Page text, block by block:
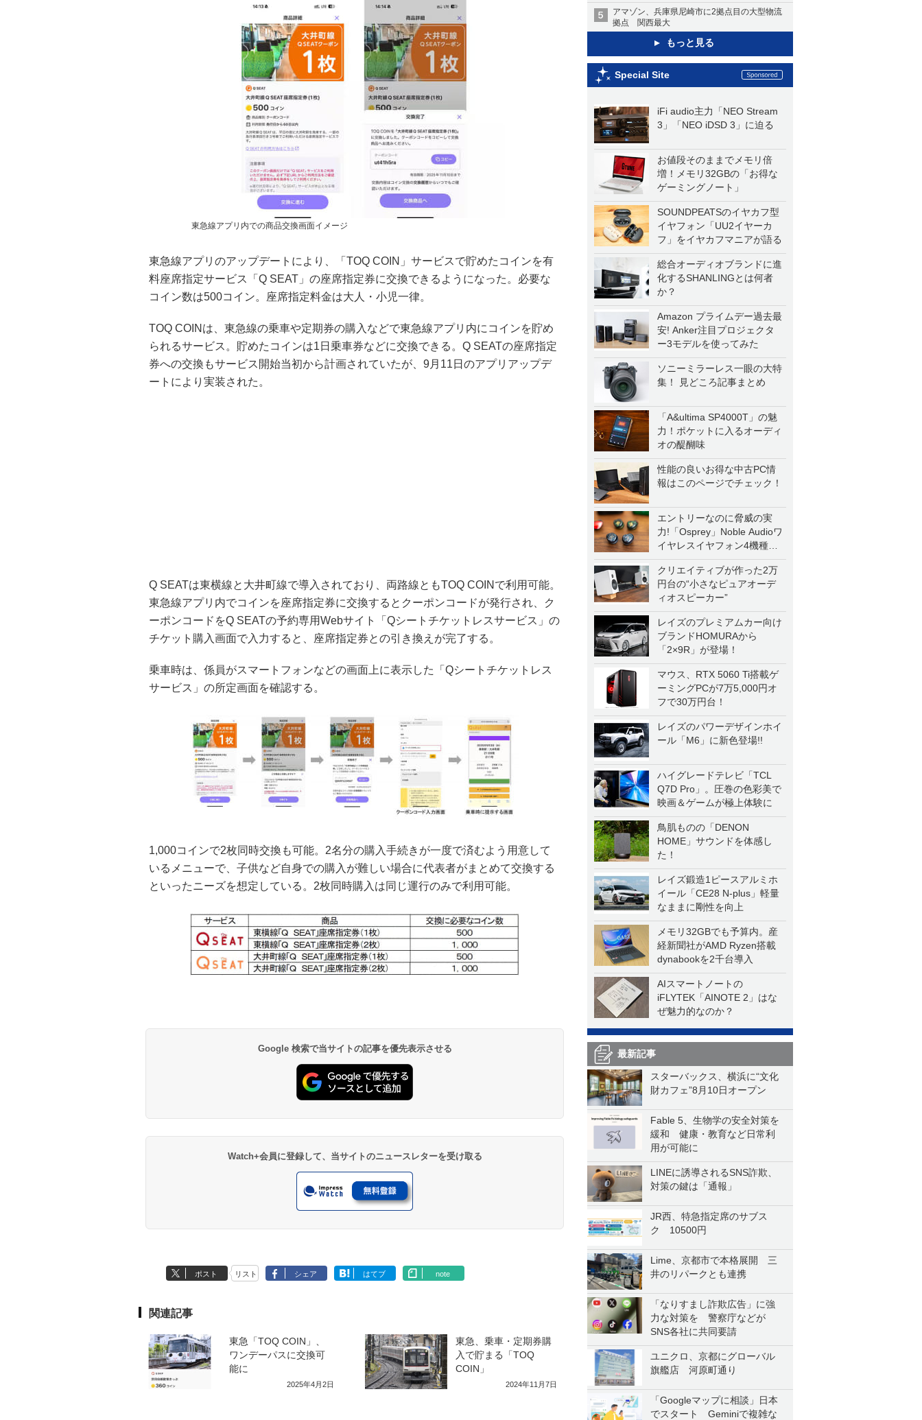
アマゾン、兵庫県尼崎市に2拠点目の大型物流
拠点 関西最大
もっと見る
Special Site
iFi audio主力「NEO Stream
3」「NEO iDSD 3」に迫る
お値段そのままでメモリ倍
増！メモリ32GBの「お得な
ゲーミングノート」
SOUNDPEATSのイヤカフ型
イヤフォン「UU2イヤーカ
フ」をイヤカフマニアが語る
総合オーディオブランドに進
化するSHANLINGとは何者
か？
Amazon プライムデー過去最
安! Anker注目プロジェクタ
ー3モデルを使ってみた
ソニーミラーレス一眼の大特
集！ 見どころ記事まとめ
「A&ultima SP4000T」の魅
力！ポケットに入るオーディ
オの醍醐味
性能の良いお得な中古PC情
報はこのページでチェック！
エントリーなのに脅威の実
力!「Osprey」Noble Audioワ
イヤレスイヤフォン4機種を
一気に聴く
クリエイティブが作った2万
円台の“小さなピュアオーデ
ィオスピーカー”
レイズのプレミアムカー向け
ブランドHOMURAから
「2×9R」が登場！
マウス、RTX 5060 Ti搭載ゲ
ーミングPCが7万5,000円オ
フで30万円台！
レイズのパワーデザインホイ
ール「M6」に新色登場!!
ハイグレードテレビ「TCL
Q7D Pro」。圧巻の色彩美で
映画＆ゲームが極上体験に
鳥肌ものの「DENON
HOME」サウンドを体感し
た！
レイズ鍛造1ピースアルミホ
イール「CE28 N-plus」軽量
なままに剛性を向上
メモリ32GBでも予算内。産
経新聞社がAMD Ryzen搭載
dynabookを2千台導入
AIスマートノートの
iFLYTEK「AINOTE 2」はな
ぜ魅力的なのか？
最新記事
スターバックス、横浜に“文化
財カフェ”8月10日オープン
Fable 5、生物学の安全対策を
緩和 健康・教育など日常利
用が可能に
LINEに誘導されるSNS詐欺、
対策の鍵は「通報」
JR西、特急指定席のサブス
ク 10500円
Lime、京都市で本格展開 三
井のリパークとも連携
「なりすまし詐欺広告」に強
力な対策を 警察庁などが
SNS各社に共同要請
ユニクロ、京都にグローバル
旗艦店 河原町通り
「Googleマップに相談」日本
でスタート Geminiで複雑な
東急線アプリ内での商品交換画面イメージ
東急線アプリのアップデートにより、「TOQ COIN」サービスで貯めたコインを有
料座席指定サービス「Q SEAT」の座席指定券に交換できるようになった。必要な
コイン数は500コイン。座席指定料金は大人・小児一律。
TOQ COINは、東急線の乗車や定期券の購入などで東急線アプリ内にコインを貯め
られるサービス。貯めたコインは1日乗車券などに交換できる。Q SEATの座席指定
券への交換もサービス開始当初から計画されていたが、9月11日のアプリアップデ
ートにより実装された。
Q SEATは東横線と大井町線で導入されており、両路線ともTOQ COINで利用可能。
東急線アプリ内でコインを座席指定券に交換するとクーポンコードが発行され、ク
ーポンコードをQ SEATの予約専用Webサイト「Qシートチケットレスサービス」の
チケット購入画面で入力すると、座席指定券との引き換えが完了する。
乗車時は、係員がスマートフォンなどの画面上に表示した「Qシートチケットレス
サービス」の所定画面を確認する。
1,000コインで2枚同時交換も可能。2名分の購入手続きが一度で済むよう用意して
いるメニューで、子供など自身での購入が難しい場合に代表者がまとめて交換する
といったニーズを想定している。2枚同時購入は同じ運行のみで利用可能。
Google 検索で当サイトの記事を優先表示させる
Watch+会員に登録して、当サイトのニュースレターを受け取る
ポスト リスト シェア はてブ note
関連記事
東急「TOQ COIN」、
ワンデーパスに交換可
能に
2025年4月2日
東急、乗車・定期券購
入で貯まる「TOQ
COIN」
2024年11月7日